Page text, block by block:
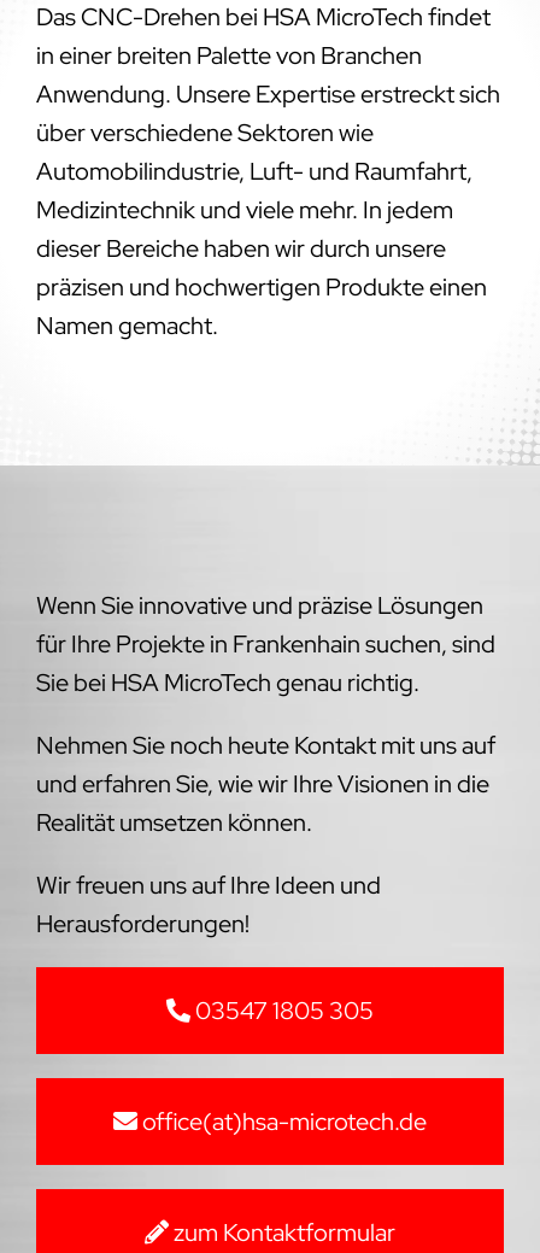
Das CNC-Drehen bei HSA MicroTech findet
in einer breiten Palette von Branchen
Anwendung. Unsere Expertise erstreckt sich
über verschiedene Sektoren wie
Automobilindustrie, Luft- und Raumfahrt,
Medizintechnik und viele mehr. In jedem
dieser Bereiche haben wir durch unsere
präzisen und hochwertigen Produkte einen
Namen gemacht.
Wenn Sie innovative und präzise Lösungen
für Ihre Projekte in Frankenhain suchen, sind
Sie bei HSA MicroTech genau richtig.
Nehmen Sie noch heute Kontakt mit uns auf
und erfahren Sie, wie wir Ihre Visionen in die
Realität umsetzen können.
Wir freuen uns auf Ihre Ideen und
Herausforderungen!
03547 1805 305
office(at)hsa-microtech.de
zum Kontaktformular